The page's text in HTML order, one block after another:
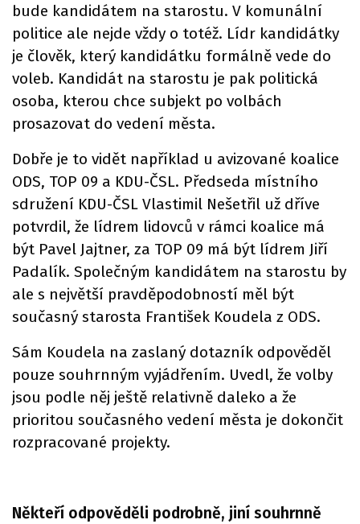
bude kandidátem na starostu. V komunální
politice ale nejde vždy o totéž. Lídr kandidátky
je člověk, který kandidátku formálně vede do
voleb. Kandidát na starostu je pak politická
osoba, kterou chce subjekt po volbách
prosazovat do vedení města.
Dobře je to vidět například u avizované koalice
ODS, TOP 09 a KDU-ČSL. Předseda místního
sdružení KDU-ČSL Vlastimil Nešetřil už dříve
potvrdil, že lídrem lidovců v rámci koalice má
být Pavel Jajtner, za TOP 09 má být lídrem Jiří
Padalík. Společným kandidátem na starostu by
ale s největší pravděpodobností měl být
současný starosta František Koudela z ODS.
Sám Koudela na zaslaný dotazník odpověděl
pouze souhrnným vyjádřením. Uvedl, že volby
jsou podle něj ještě relativně daleko a že
prioritou současného vedení města je dokončit
rozpracované projekty.
Někteří odpověděli podrobně, jiní souhrnně